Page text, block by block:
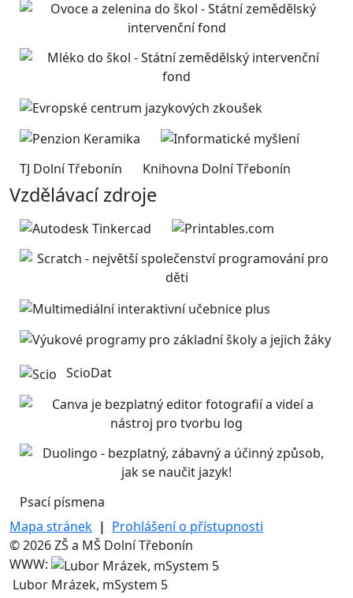
TJ Dolní Třebonín Knihovna Dolní Třebonín
Vzdělávací zdroje
ScioDat
Psací písmena
Mapa stránek | Prohlášení o přístupnosti
© 2026 ZŠ a MŠ Dolní Třebonín
WWW:
Lubor Mrázek, mSystem 5